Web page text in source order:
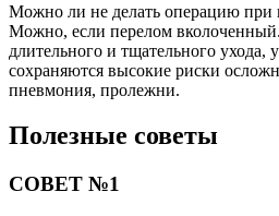
Можно ли не делать операцию при
Можно, если перелом
длительного и тщательного ухода,
сохраняются высокие риски
пневмония, пролежни.
Полезные советы
СОВЕТ №1